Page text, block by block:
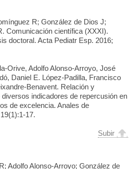
R; González de Dios J;
Comunicación científica (XXXI).
doctoral. Acta Pediatr Esp. 2016;
Orive, Adolfo Alonso-Arroyo, José
Daniel E. López-Padilla, Francisco
Benavent. Relación y
indicadores de repercusión en
de excelencia. Anales de
17.
Subir
Adolfo Alonso-Arroyo; González de